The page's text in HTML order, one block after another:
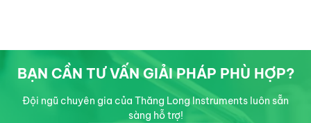
BẠN CẦN TƯ VẤN GIẢI PHÁP PHÙ HỢP?
Đội ngũ chuyên gia của Thăng Long Instruments luôn sẵn
sàng hỗ trợ!